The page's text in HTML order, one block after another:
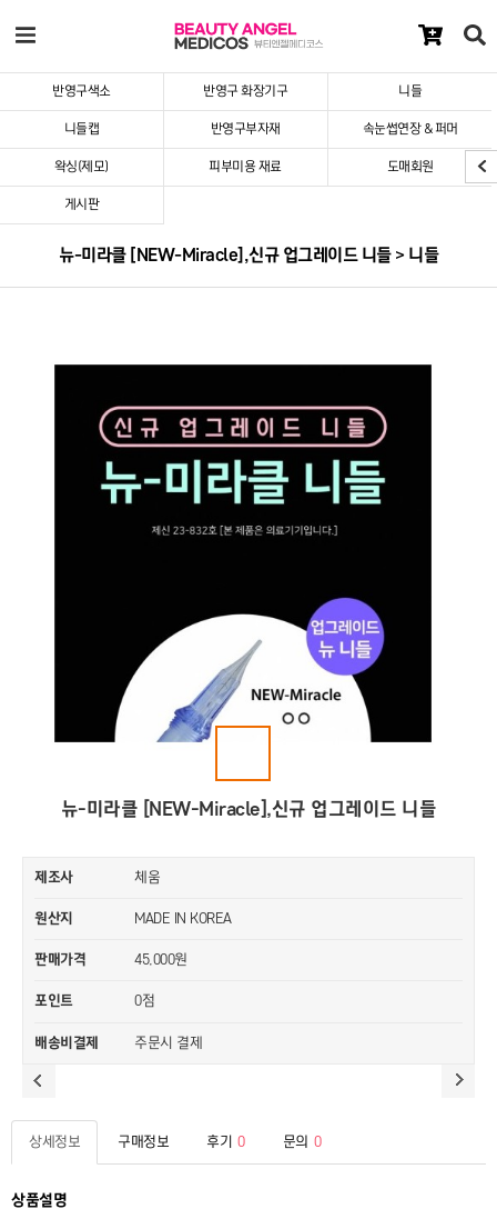
반영구색소 반영구 화장기구 니들
니들캡 반영구부자재 속눈썹연장 & 퍼머
왁싱(제모) 피부미용 재료 도매회원
게시판
뉴-미라클 [NEW-Miracle],신규 업그레이드 니들 > 니들
뉴-미라클 [NEW-Miracle],신규 업그레이드 니들
제조사 체움
원산지 MADE IN KOREA
판매가격 45,000원
포인트 0점
배송비결제 주문시 결제
상세정보 구매정보 후기 0 문의 0
상품설명